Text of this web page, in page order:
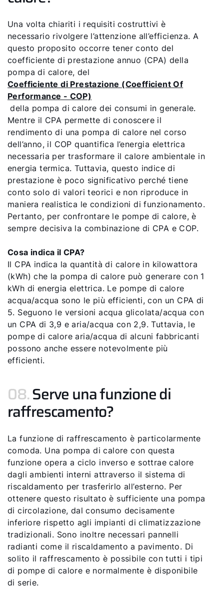
Una volta chiariti i requisiti costruttivi è
necessario rivolgere l’attenzione all’efficienza. A
questo proposito occorre tener conto del
coefficiente di prestazione annuo (CPA) della
pompa di calore, del
Coefficiente di Prestazione (Coefficient Of
Performance - COP)
della pompa di calore dei consumi in generale.
Mentre il CPA permette di conoscere il
rendimento di una pompa di calore nel corso
dell’anno, il COP quantifica l’energia elettrica
necessaria per trasformare il calore ambientale in
energia termica. Tuttavia, questo indice di
prestazione è poco significativo perché tiene
conto solo di valori teorici e non riproduce in
maniera realistica le condizioni di funzionamento.
Pertanto, per confrontare le pompe di calore, è
sempre decisiva la combinazione di CPA e COP.
Cosa indica il CPA?
Il CPA indica la quantità di calore in kilowattora
(kWh) che la pompa di calore può generare con 1
kWh di energia elettrica. Le pompe di calore
acqua/acqua sono le più efficienti, con un CPA di
5. Seguono le versioni acqua glicolata/acqua con
un CPA di 3,9 e aria/acqua con 2,9. Tuttavia, le
pompe di calore aria/acqua di alcuni fabbricanti
possono anche essere notevolmente più
efficienti.
08.Serve una funzione di
raffrescamento?
La funzione di raffrescamento è particolarmente
comoda. Una pompa di calore con questa
funzione opera a ciclo inverso e sottrae calore
dagli ambienti interni attraverso il sistema di
riscaldamento per trasferirlo all’esterno. Per
ottenere questo risultato è sufficiente una pompa
di circolazione, dal consumo decisamente
inferiore rispetto agli impianti di climatizzazione
tradizionali. Sono inoltre necessari pannelli
radianti come il riscaldamento a pavimento. Di
solito il raffrescamento è possibile con tutti i tipi
di pompe di calore e normalmente è disponibile
di serie.